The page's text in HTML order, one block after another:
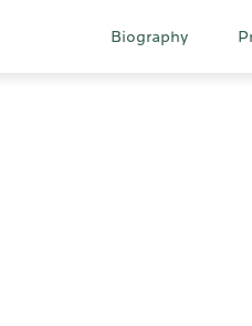
navigation
Biography